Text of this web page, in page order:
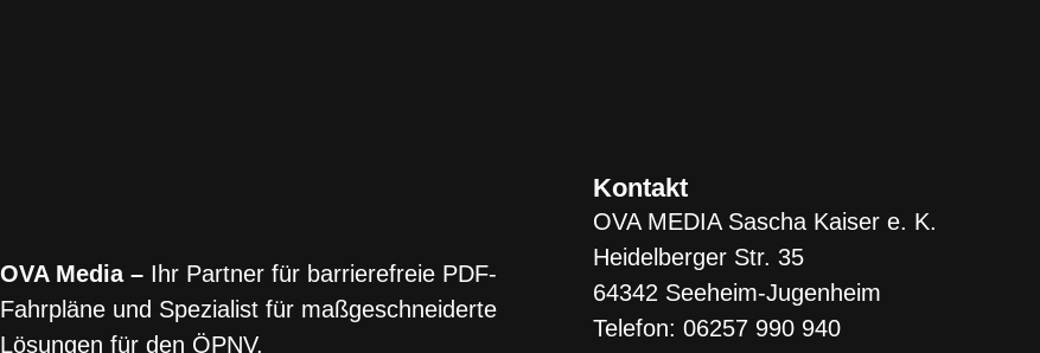
OVA Media – Ihr Partner für barrierefreie PDF-
Fahrpläne und Spezialist für maßgeschneiderte
Lösungen für den ÖPNV.
Kontakt
OVA MEDIA Sascha Kaiser e. K.
Heidelberger Str. 35
64342 Seeheim-Jugenheim
Telefon: 06257 990 940